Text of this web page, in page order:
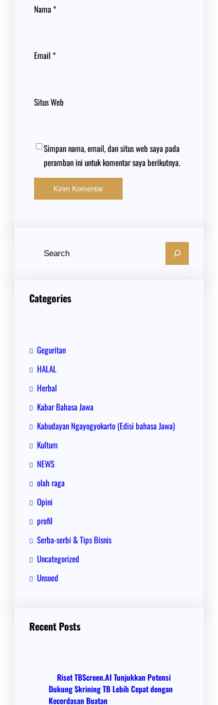
Nama *
Email *
Situs Web
Simpan nama, email, dan situs web saya pada
peramban ini untuk komentar saya berikutnya.
Categories
Geguritan
HALAL
Herbal
Kabar Bahasa Jawa
Kabudayan Ngayogyokarto (Edisi bahasa Jawa)
Kultum
NEWS
olah raga
Opini
profil
Serba-serbi & Tips Bisnis
Uncategorized
Unsoed
Recent Posts
Riset TBScreen.AI Tunjukkan Potensi
Dukung Skrining TB Lebih Cepat dengan
Kecerdasan Buatan